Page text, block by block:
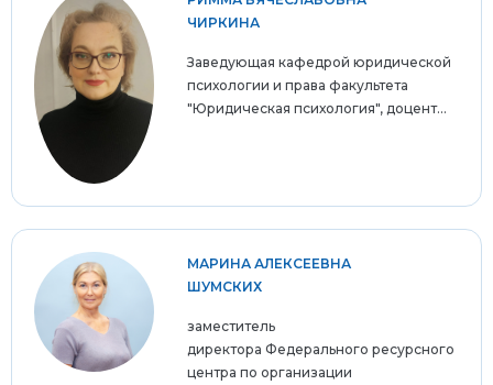
ЧИРКИНА
Заведующая кафедрой юридической
психологии и права факультета
"Юридическая психология", доцент...
МАРИНА АЛЕКСЕЕВНА
ШУМСКИХ
заместитель
директора Федерального ресурсного
центра по организации